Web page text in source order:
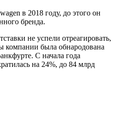
в 2018 году, до этого он
бренда.
не успели отреагировать,
компании была обнародована
С начала года
на 24%, до 84 млрд